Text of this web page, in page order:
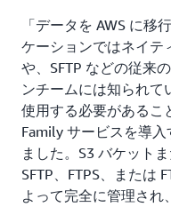
「データを AWS に移
ケーションではネイテ
や、SFTP などの従来
ンチームには知られて
使用する必要があるこ
Family サービスを導
ました。S3 バケット
SFTP、FTPS、または
よって完全に管理され